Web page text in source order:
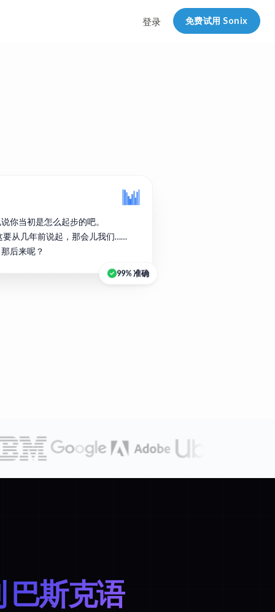
登录 免费试用 Sonix
你当初是怎么起步的吧。
要从几年前说起，那会儿我们……
后来呢？
99% 准确
巴斯克语